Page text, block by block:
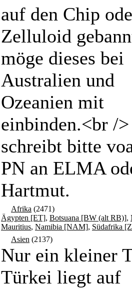
auf den Chip
Zelluloid
möge dieses bei
Australien und
Ozeanien mit
einbinden.<br /
schreibt bitte
PN an ELMA
Hartmut.
Afrika (2471)
Ägypten [ET], Botsuana [BW (alt RB)],
Mauritius, Namibia [NAM], Südafrika
Asien (2137)
Nur ein kleiner
Türkei liegt auf